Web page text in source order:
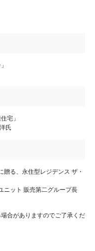
宅」
氏
贈る、永住型レジデンス ザ・
ニット 販売第二グループ長
合がありますのでご了承くだ